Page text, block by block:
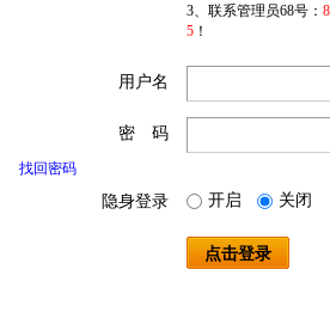
3、联系管理员68号：
5 ！
用户名
密 码
找回密码
隐身登录 开启 关闭
点击登录